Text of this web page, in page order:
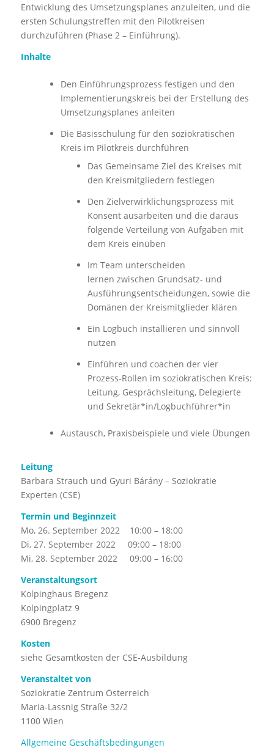
Entwicklung des Umsetzungsplanes anzuleiten, und die
ersten Schulungstreffen mit den Pilotkreisen
durchzuführen (Phase 2 – Einführung).
Inhalte
Den Einführungsprozess festigen und den
Implementierungskreis bei der Erstellung des
Umsetzungsplanes anleiten
Die Basisschulung für den soziokratischen
Kreis im Pilotkreis durchführen
Das Gemeinsame Ziel des Kreises mit
den Kreismitgliedern festlegen
Den Zielverwirklichungsprozess mit
Konsent ausarbeiten und die daraus
folgende Verteilung von Aufgaben mit
dem Kreis einüben
Im Team unterscheiden
lernen zwischen Grundsatz- und
Ausführungsentscheidungen, sowie die
Domänen der Kreismitglieder klären
Ein Logbuch installieren und sinnvoll
nutzen
Einführen und coachen der vier
Prozess-Rollen im soziokratischen Kreis:
Leitung, Gesprächsleitung, Delegierte
und Sekretär*in/Logbuchführer*in
Austausch, Praxisbeispiele und viele Übungen
Leitung
Barbara Strauch und Gyuri Bárány – Soziokratie
Experten (CSE)
Termin und Beginnzeit
Mo, 26. September 2022 10:00 – 18:00
Di, 27. September 2022 09:00 – 18:00
Mi, 28. September 2022 09:00 – 16:00
Veranstaltungsort
Kolpinghaus Bregenz
Kolpingplatz 9
6900 Bregenz
Kosten
siehe Gesamtkosten der CSE-Ausbildung
Veranstaltet von
Soziokratie Zentrum Österreich
Maria-Lassnig Straße 32/2
1100 Wien
Allgemeine Geschäftsbedingungen